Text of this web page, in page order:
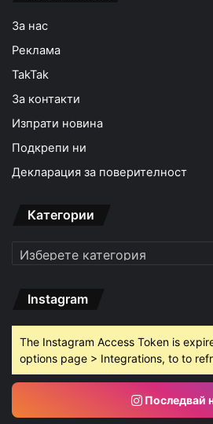
За нас
Реклама
TakTak
За контакти
Изпрати новина
Подкрепи ни
Декларация за поверителност
Категории
Категории
Instagram
The Instagram Access Token is
options page > Integrations, to to
Последвай